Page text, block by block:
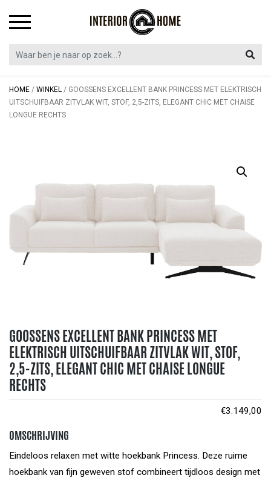
HOME / WINKEL / GOOSSENS EXCELLENT BANK PRINCESS MET ELEKTRISCH
UITSCHUIFBAAR ZITVLAK WIT, STOF, 2,5-ZITS, ELEGANT CHIC MET CHAISE
LONGUE RECHTS
GOOSSENS EXCELLENT BANK PRINCESS MET
ELEKTRISCH UITSCHUIFBAAR ZITVLAK WIT, STOF,
2,5-ZITS, ELEGANT CHIC MET CHAISE LONGUE
RECHTS
€3.149,00
OMSCHRIJVING
Eindeloos relaxen met witte hoekbank Princess. Deze ruime
hoekbank van fijn geweven stof combineert tijdloos design met